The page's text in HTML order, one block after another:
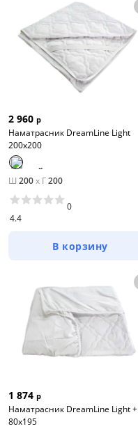
2 960 р
Наматрасник DreamLine Light
200х200
Ш 200x Г200
4.4
0
В корзину
1 874 р
Наматрасник DreamLine Light +
80х195